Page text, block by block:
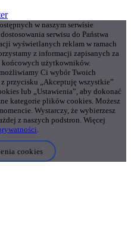
w naszym serwisie
serwisu do Państwa
wyświetlanych reklam w ramach
z informacji zapisanych za
użytkowników.
Ci wybór Twoich
przycisku „Akceptuję wszystkie”
lub „Ustawienia”, aby dokonać
kategorie plików cookies. Możesz
Wystarczy, że wybierzesz
z naszych podstron. Więcej
cookies